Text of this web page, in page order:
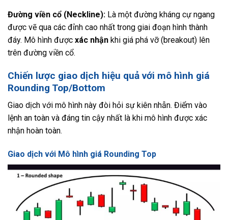
Đường viền cổ (Neckline): Là một đường kháng cự ngang
được vẽ qua các đỉnh cao nhất trong giai đoạn hình thành
đáy. Mô hình được xác nhận khi giá phá vỡ (breakout) lên
trên đường viền cổ.
Chiến lược giao dịch hiệu quả với mô hình giá
Rounding Top/Bottom
Giao dịch với mô hình này đòi hỏi sự kiên nhẫn. Điểm vào
lệnh an toàn và đáng tin cậy nhất là khi mô hình được xác
nhận hoàn toàn.
Giao dịch với Mô hình giá Rounding Top